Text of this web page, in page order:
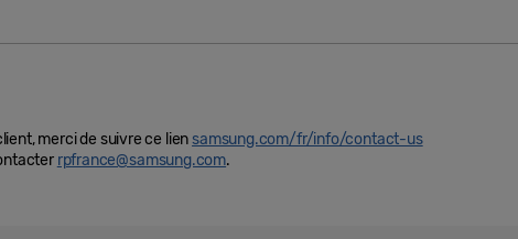
merci de suivre ce liensamsung.com/fr/info/contact-us
rpfrance@samsung.com.